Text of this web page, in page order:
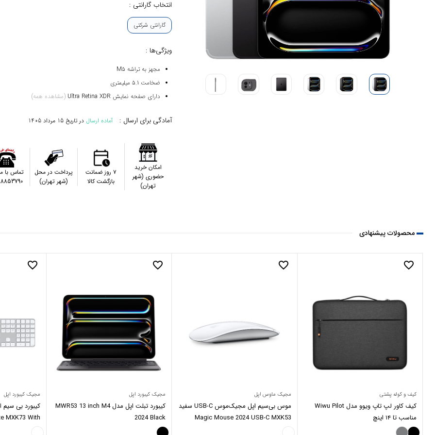
انتخاب گارانتی :
گارانتی شرکتی
ویژگی‌ها :
مجهز به تراشه M5
ضخامت 5.1 میلیمتری
دارای صفحه نمایش Ultra Retina XDR
(مشاهده همه)
آمادگی برای ارسال : آماده ارسال در تاریخ15 مرداد 1405
امکان خرید
حضوری (شهر
تهران)
۷ روز ضمانت
بازگشت کالا
پرداخت در محل
(شهر تهران)
تماس با
محصولات پیشنهادی
favorite_border
کیف و کوله پشتی
کیف کاور لپ تاپ ویوو مدل Wiwu Pilot
مناسب تا ۱۴ اینچ
favorite_border
مجیک ماوس اپل
موس بی‌سیم اپل مجیک‌موس USB-C سفید
Magic Mouse 2024 USB-C MXK53
favorite_border
مجیک کیبورد اپل
کیبورد تبلت اپل مدل MWR53 13 inch M4
2024 Black
favorite_border
مجیک کیبورد اپل
MXK73 With